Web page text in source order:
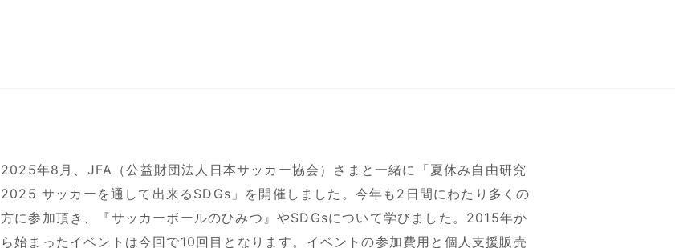
2025年8月、JFA（公益財団法人日本サッカー協会）さまと一緒に「夏休み自由研究
2025 サッカーを通して出来るSDGs」を開催しました。今年も2日間にわたり多くの
方に参加頂き、『サッカーボールのひみつ』やSDGsについて学びました。2015年か
ら始まったイベントは今回で10回目となります。イベントの参加費用と個人支援販売